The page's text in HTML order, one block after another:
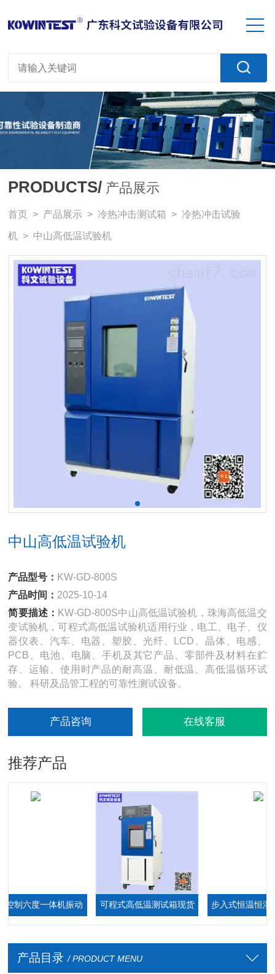
PRODUCTS/ 产品展示
首页 > 产品展示 > 冷热冲击测试箱 > 冷热冲击试验
机 > 中山高低温试验机
中山高低温试验机
产品型号： KW-GD-800S
产品时间： 2025-10-14
简要描述： KW-GD-800S中山高低温试验机，珠海高低温交
变试验机，可程式高低温试验机适用行业，电工、电子、仪
器仪表、汽车、电器、塑胶、光纤、LCD、晶体、电感、
PCB、电池、电脑、手机及其它产品、零部件及材料在贮
存、运输、使用时产品的耐高温、耐低温、高低温循环试
验。 科研及品管工程的可靠性测试设备。
产品咨询 在线客服
推荐产品
六度一体机振动 可程式高低温测试箱现货 步入式恒温恒湿环
产品目录 / PRODUCT MENU